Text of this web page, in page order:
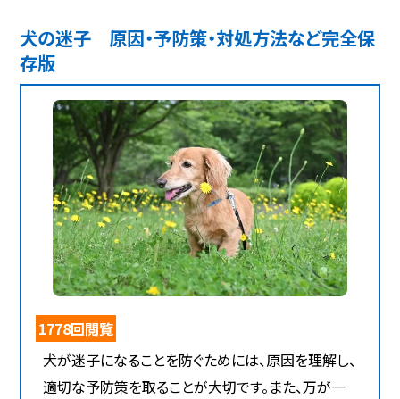
犬の迷子 原因・予防策・対処方法など完全保
存版
1778回閲覧
犬が迷子になることを防ぐためには、原因を理解し、
適切な予防策を取ることが大切です。また、万が一